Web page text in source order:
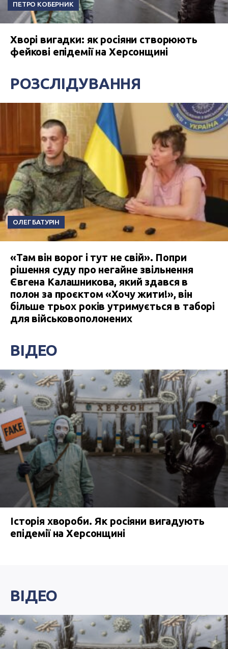
ПЕТРО КОБЕРНИК
Хворі вигадки: як росіяни створюють
фейкові епідемії на Херсонщині
РОЗСЛІДУВАННЯ
ОЛЕГ БАТУРІН
«Там він ворог і тут не свій». Попри
рішення суду про негайне звільнення
Євгена Калашникова, який здався в
полон за проєктом «Хочу жити!», він
більше трьох років утримується в таборі
для військовополонених
ВІДЕО
Історія хвороби. Як росіяни вигадують
епідемії на Херсонщині
ВІДЕО